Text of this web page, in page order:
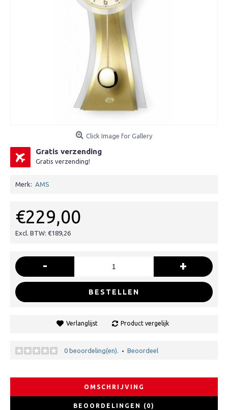
Click Image for Gallery
Gratis verzending
Gratis verzending!
Merk: AMS
€229,00
Excl. BTW: €189,26
- +
BESTELLEN
Verlanglijst Product vergelijk
0 beoordeling(en). • Beoordeel
OMSCHRIJVING
BEOORDELINGEN (0)